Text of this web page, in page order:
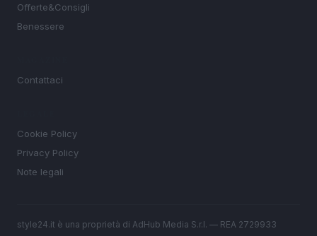
Offerte&Consigli
Benessere
Contattaci
Cookie Policy
Privacy Policy
Note legali
style24.it è una proprietà di AdHub Media S.r.l. — REA 2729933